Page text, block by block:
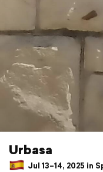
Urbasa
Jul 13–14, 2025 in